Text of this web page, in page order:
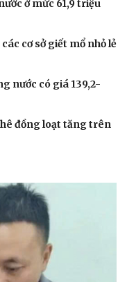
ở mức 61,9 triệu
cơ sở giết mổ nhỏ lẻ
nước có giá 139,2-
đồng loạt tăng trên